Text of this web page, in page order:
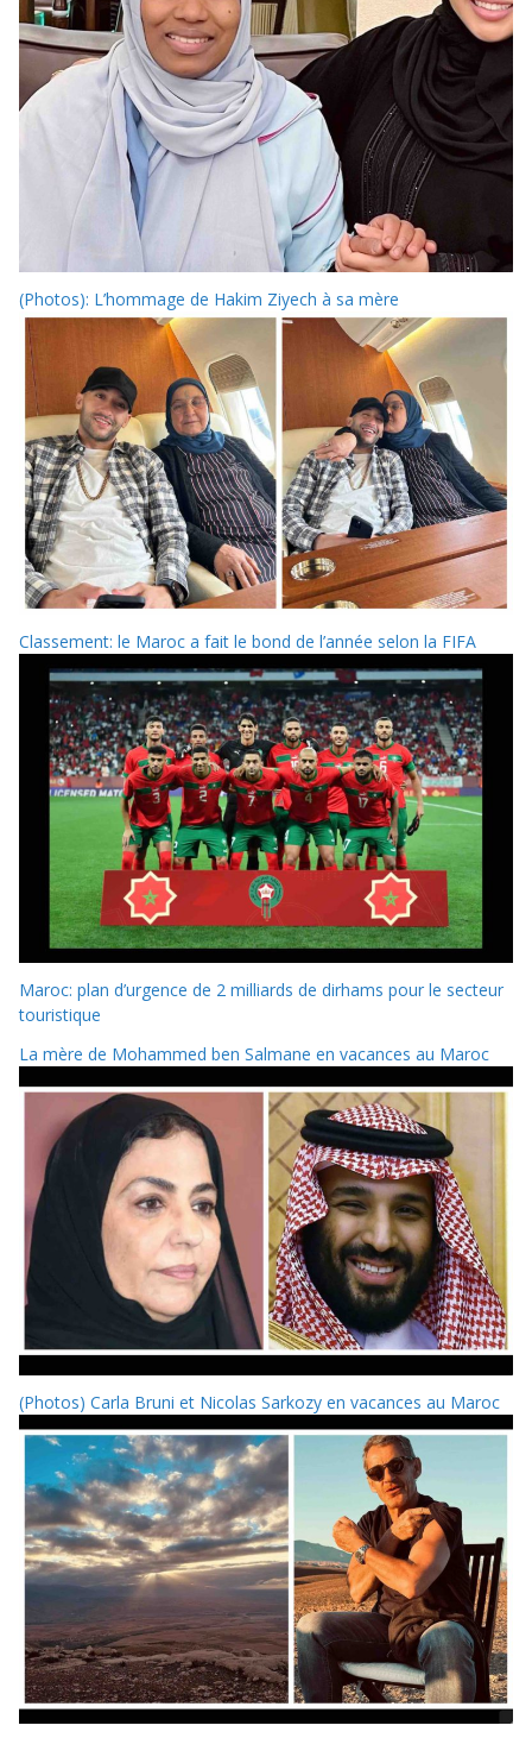
(Photos): L’hommage de Hakim Ziyech à sa mère
Classement: le Maroc a fait le bond de l’année selon la FIFA
Maroc: plan d’urgence de 2 milliards de dirhams pour le secteur
touristique
La mère de Mohammed ben Salmane en vacances au Maroc
(Photos) Carla Bruni et Nicolas Sarkozy en vacances au Maroc